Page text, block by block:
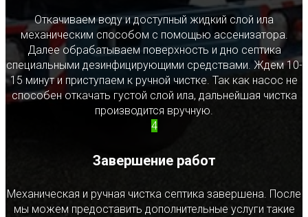
Откачиваем воду и доступный жидкий слой ила
механическим способом с помощью ассенизатора.
Далее обрабатываем поверхность и дно септика
специальными дезинфицирующими средствами. Ждем 10-
15 минут и приступаем к ручной чистке. Так как насос не
способен откачать густой слой ила, дальнейшая чистка
производится вручную.
4
Завершение работ
Механическая и ручная чистка септика завершена. После
мы можем предоставить дополнительные услуги такие